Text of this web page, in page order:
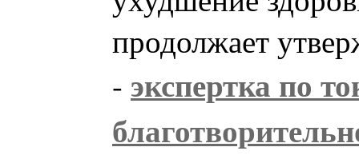
продолжает
- экспертка по